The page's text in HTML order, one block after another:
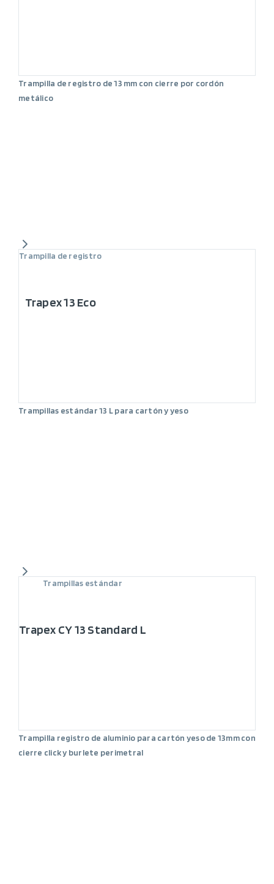
Trampilla de registro de 13 mm con cierre por cordón
metálico
Trampilla de registro
Trapex 13 Eco
Trampillas estándar 13 L para cartón y yeso
Trampillas estándar
Trapex CY 13 Standard L
Trampilla registro de aluminio para cartón yeso de 13mm con
cierre click y burlete perimetral